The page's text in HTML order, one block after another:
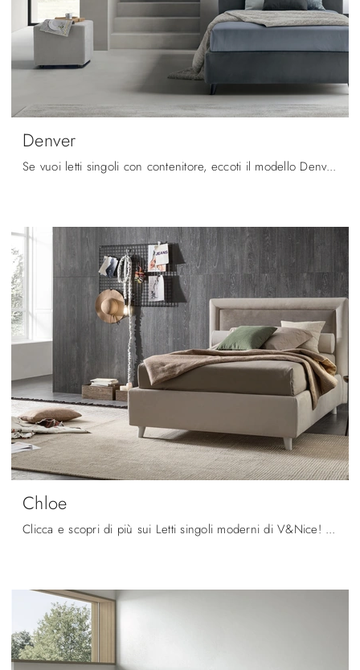
Denver
Se vuoi letti singoli con contenitore, eccoti il modello Denver in tessuto per valorizzare la cameretta.
Chloe
Clicca e scopri di più sui Letti singoli moderni di V&Nice! Il modello Chloe in tessuto ti attende.